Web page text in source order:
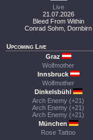
Live
21.07.2026
Bleed From Within
Conrad Sohm, Dornbirn
Upcoming Live
Graz
Wolfmother
Innsbruck
Wolfmother
Dinkelsbühl
Arch Enemy (+21)
Arch Enemy (+21)
Arch Enemy (+21)
München
Rose Tattoo